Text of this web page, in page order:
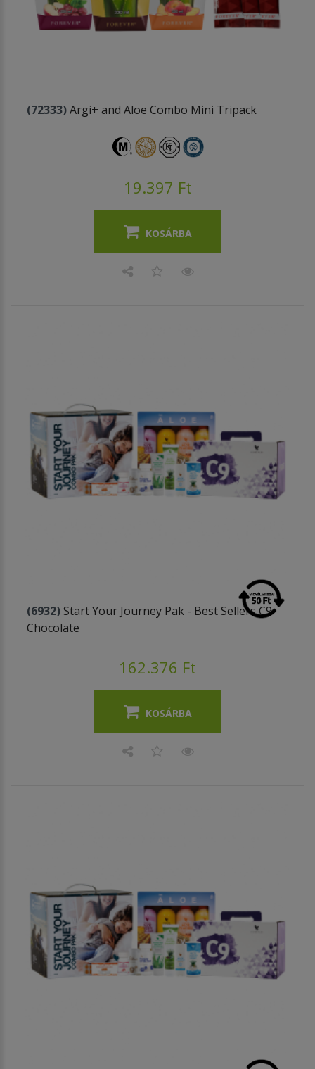
(72333)Argi+ and Aloe Combo Mini Tripack
19.397 Ft
KOSÁRBA
(6932) Start Your Journey Pak - Best Sellers C9
Chocolate
162.376 Ft
KOSÁRBA